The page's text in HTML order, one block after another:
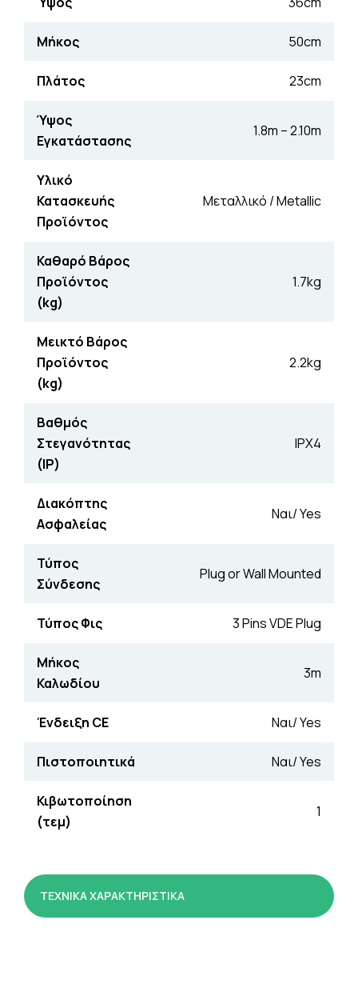
Μήκος 50cm
Πλάτος 23cm
Ύψος
Εγκατάστασης
1.8m – 2.10m
Υλικό
Κατασκευής
Προϊόντος
Μεταλλικό / Metallic
Καθαρό Βάρος
Προϊόντος
(kg)
1.7kg
Μεικτό Βάρος
Προϊόντος
(kg)
2.2kg
Βαθμός
Στεγανότητας
(IP)
IPX4
Διακόπτης
Ασφαλείας
Ναι/ Yes
Τύπος
Σύνδεσης
Plug or Wall Mounted
Τύπος Φις 3 Pins VDE Plug
Μήκος
Καλωδίου
3m
Ένδειξη CE Ναι/ Yes
Πιστοποιητικά Ναι/ Yes
Κιβωτοποίηση
(τεμ)
1
ΤΕΧΝΙΚΑ ΧΑΡΑΚΤΗΡΙΣΤΙΚΑ